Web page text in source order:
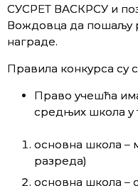
СУСРЕТ ВАСКРСУ и
Вождовца да пошаљу
награде.
Правила конкурса су
Право учешћа
средњих школа у
основна школа –
разреда)
основна школа –